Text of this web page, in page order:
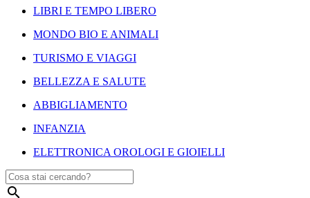
LIBRI E TEMPO LIBERO
MONDO BIO E ANIMALI
TURISMO E VIAGGI
BELLEZZA E SALUTE
ABBIGLIAMENTO
INFANZIA
ELETTRONICA OROLOGI E GIOIELLI
